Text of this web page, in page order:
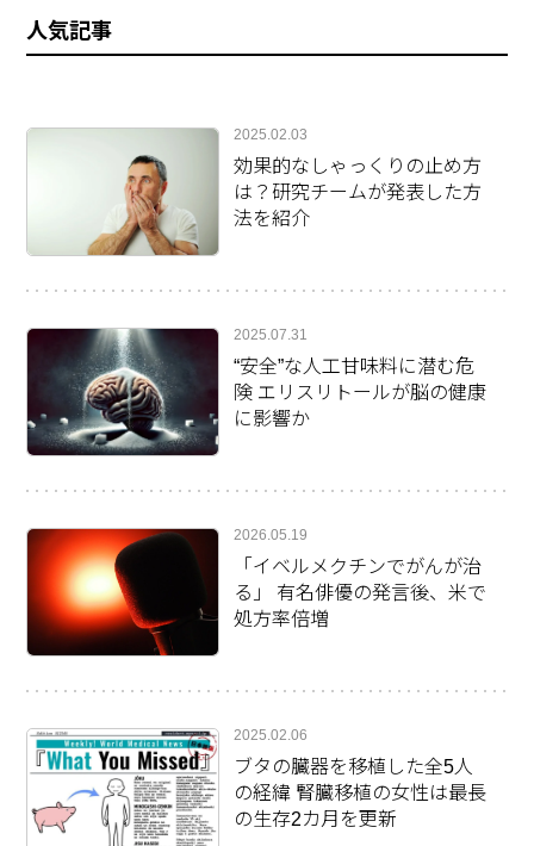
人気記事
2025.02.03
効果的なしゃっくりの止め方
は？研究チームが発表した方
法を紹介
2025.07.31
“安全”な人工甘味料に潜む危
険 エリスリトールが脳の健康
に影響か
2026.05.19
「イベルメクチンでがんが治
る」 有名俳優の発言後、米で
処方率倍増
2025.02.06
ブタの臓器を移植した全5人
の経緯 腎臓移植の女性は最長
の生存2カ月を更新